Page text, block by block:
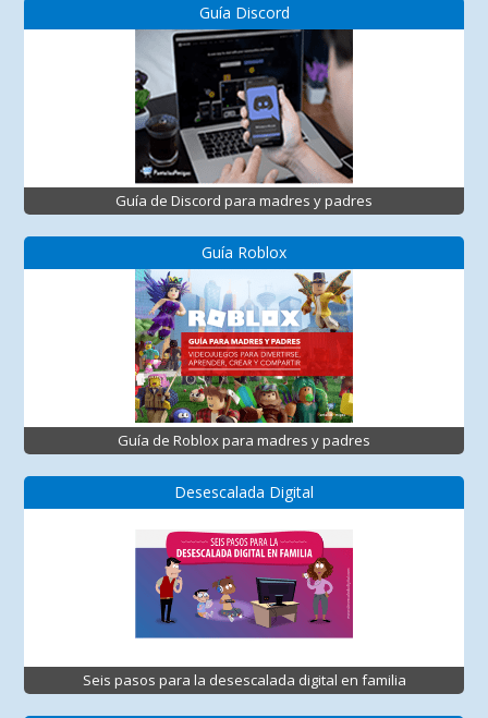
Guía Discord
Guía de Discord para madres y padres
Guía Roblox
Guía de Roblox para madres y padres
Desescalada Digital
Seis pasos para la desescalada digital en familia